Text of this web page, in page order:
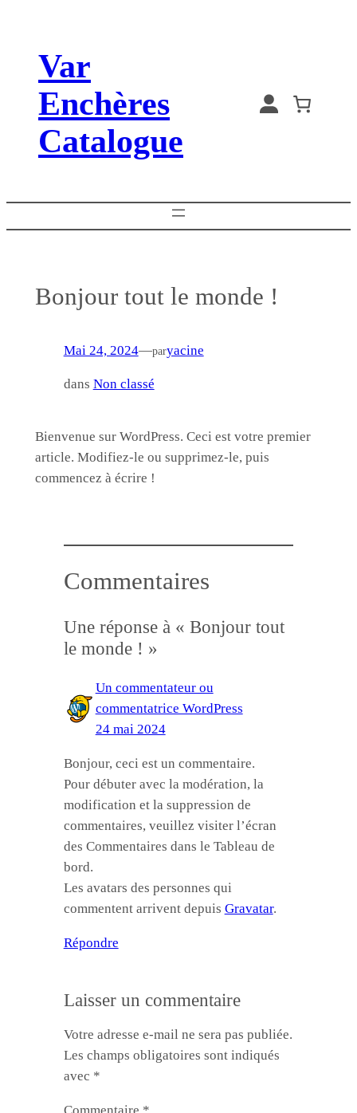
contenuVar
Enchères
Catalogue
Bonjour tout le monde !
Mai 24, 2024—paryacine
dans Non classé
Bienvenue sur WordPress. Ceci est votre premier
article. Modifiez-le ou supprimez-le, puis
commencez à écrire !
Commentaires
Une réponse à « Bonjour tout
le monde ! »
Un commentateur ou
commentatrice WordPress
24 mai 2024
Bonjour, ceci est un commentaire.
Pour débuter avec la modération, la
modification et la suppression de
commentaires, veuillez visiter l’écran
des Commentaires dans le Tableau de
bord.
Les avatars des personnes qui
commentent arrivent depuis Gravatar.
Répondre
Laisser un commentaire
Votre adresse e-mail ne sera pas publiée.
Les champs obligatoires sont indiqués
avec *